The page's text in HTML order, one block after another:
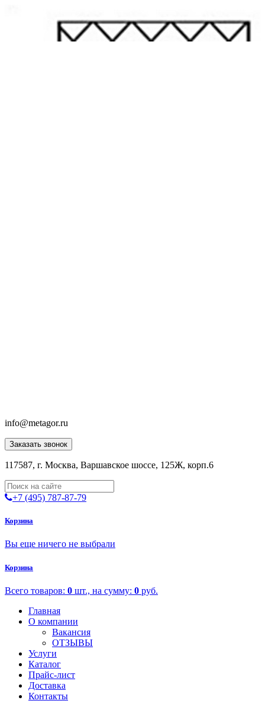
info@metagor.ru
Заказать звонок
117587, г. Москва, Варшавское шоссе, 125Ж, корп.6
+7 (495) 787-87-79
Корзина
Вы еще ничего не выбрали
Корзина
Всего товаров: 0 шт., на сумму: 0 руб.
Главная
О компании
Вакансия
ОТЗЫВЫ
Услуги
Каталог
Прайс-лист
Доставка
Контакты